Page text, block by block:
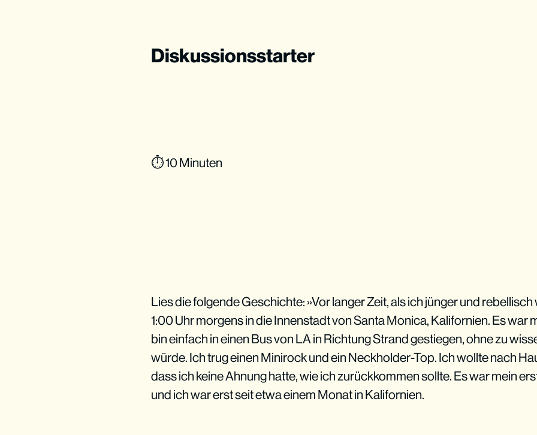
Diskussionsstarter
⏱ 10 Minuten
Lies die folgende Geschichte: »Vor langer Zeit, als ich jünger und rebellisch
1:00 Uhr morgens in die Innenstadt von Santa Monica, Kalifornien. Es war
bin einfach in einen Bus von LA in Richtung Strand gestiegen, ohne zu
würde. Ich trug einen Minirock und ein Neckholder-Top. Ich wollte nach
dass ich keine Ahnung hatte, wie ich zurückkommen sollte. Es war mein
und ich war erst seit etwa einem Monat in Kalifornien.